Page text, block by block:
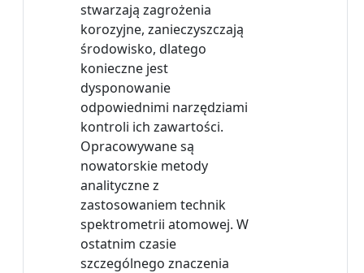
stwarzają zagrożenia
korozyjne, zanieczyszczają
środowisko, dlatego
konieczne jest
dysponowanie
odpowiednimi narzędziami
kontroli ich zawartości.
Opracowywane są
nowatorskie metody
analityczne z
zastosowaniem technik
spektrometrii atomowej. W
ostatnim czasie
szczególnego znaczenia